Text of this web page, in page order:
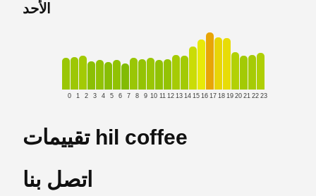
الأحد
0 1 2 3 4 5 6 7 8 9 10 11 12 13 14 15 16 17 18 19 20 21 22 23
تقييمات hil coffee
اتصل بنا